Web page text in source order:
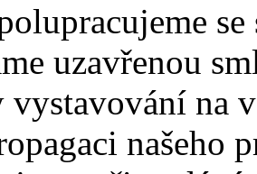
uzavřenou
na
našeho